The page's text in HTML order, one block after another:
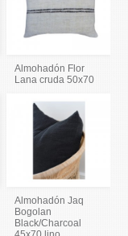
Almohadón Flor
Lana cruda 50x70
Almohadón Jaq
Bogolan
Black/Charcoal